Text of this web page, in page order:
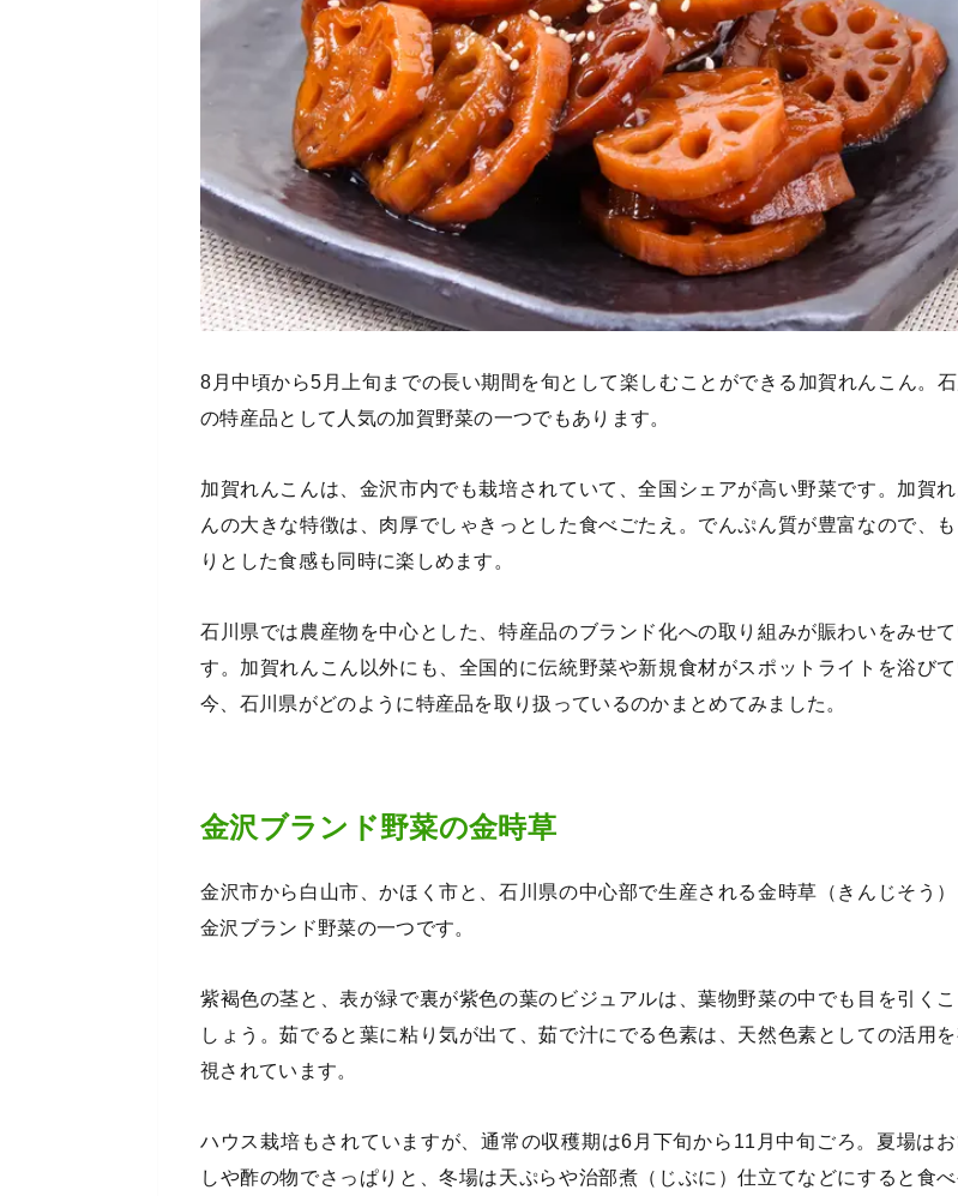
8月中頃から5月上旬までの長い期間を旬として楽しむことができる加賀れんこん。
の特産品として人気の加賀野菜の一つでもあります。
加賀れんこんは、金沢市内でも栽培されていて、全国シェアが高い野菜です。加賀れ
んの大きな特徴は、肉厚でしゃきっとした食べごたえ。でんぷん質が豊富なので、
りとした食感も同時に楽しめます。
石川県では農産物を中心とした、特産品のブランド化への取り組みが賑わいをみせて
す。加賀れんこん以外にも、全国的に伝統野菜や新規食材がスポットライトを浴び
今、石川県がどのように特産品を取り扱っているのかまとめてみました。
金沢ブランド野菜の金時草
金沢市から白山市、かほく市と、石川県の中心部で生産される金時草（きんじそう）
金沢ブランド野菜の一つです。
紫褐色の茎と、表が緑で裏が紫色の葉のビジュアルは、葉物野菜の中でも目を引く
しょう。茹でると葉に粘り気が出て、茹で汁にでる色素は、天然色素としての活用
視されています。
ハウス栽培もされていますが、通常の収穫期は6月下旬から11月中旬ごろ。夏場はお
しや酢の物でさっぱりと、冬場は天ぷらや治部煮（じぶに）仕立てなどにすると食